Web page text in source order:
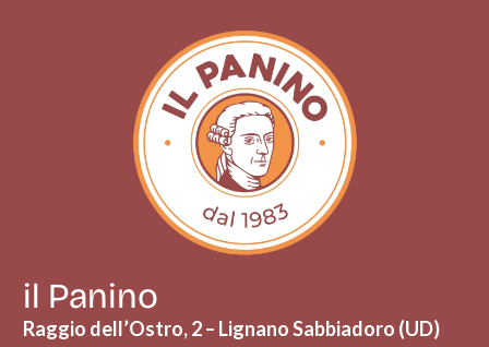
il Panino
Raggio dell’Ostro, 2 – Lignano Sabbiadoro (UD)